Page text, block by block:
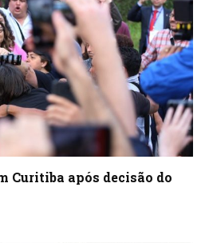
Curitiba após decisão do